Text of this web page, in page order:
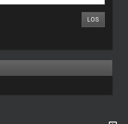
LOS